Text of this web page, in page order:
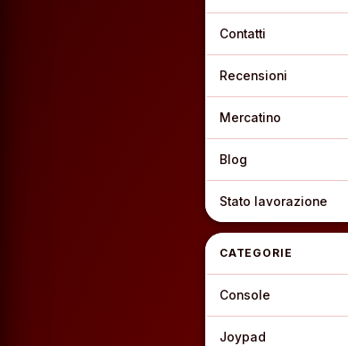
Contatti
Recensioni
Mercatino
Blog
Stato lavorazione
CATEGORIE
Console
Joypad